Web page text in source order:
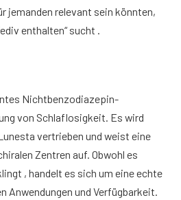
jemanden relevant sein könnten,
enthalten“ sucht .
Nichtbenzodiazepin-
von Schlaflosigkeit. Es wird
vertrieben und weist eine
Zentren auf. Obwohl es
, handelt es sich um eine echte
Anwendungen und Verfügbarkeit.